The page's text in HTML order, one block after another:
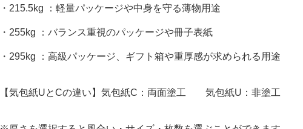
・215.5kg ：軽量パッケージや中身を守る薄物用途
・255kg ：バランス重視のパッケージや冊子表紙
・295kg ：高級パッケージ、ギフト箱や重厚感が求められる用途
【気包紙UとCの違い】気包紙C：両面塗工 気包紙U：非塗工